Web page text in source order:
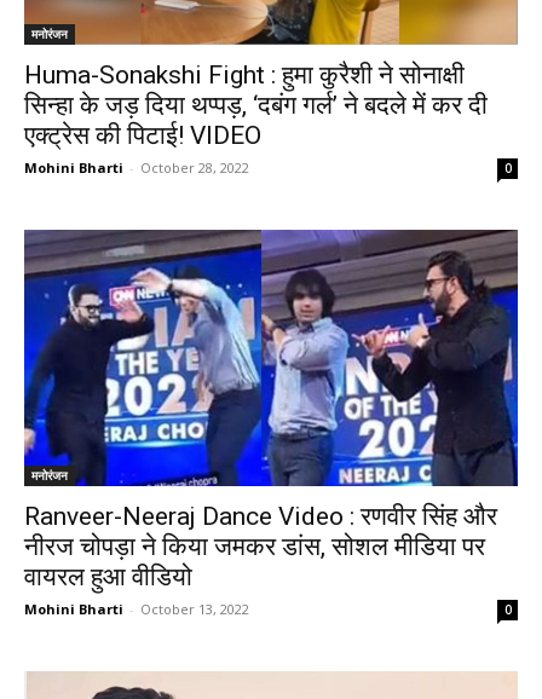
मनोरंजन
Huma-Sonakshi Fight : हुमा कुरैशी ने सोनाक्षी
सिन्हा के जड़ दिया थप्पड़, ‘दबंग गर्ल’ ने बदले में कर दी
एक्ट्रेस की पिटाई! VIDEO
Mohini Bharti - October 28, 2022 0
मनोरंजन
Ranveer-Neeraj Dance Video : रणवीर सिंह और
नीरज चोपड़ा ने किया जमकर डांस, सोशल मीडिया पर
वायरल हुआ वीडियो
Mohini Bharti - October 13, 2022 0